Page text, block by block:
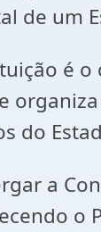
de um
é
do
a
o